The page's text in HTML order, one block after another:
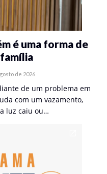
é uma forma de
de 2026
de um problema em
com um vazamento,
luz caiu ou…